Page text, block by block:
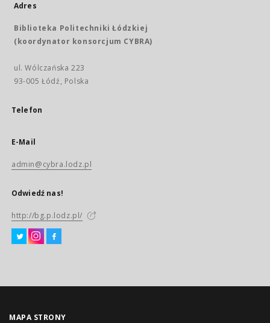
Adres
Biblioteka Politechniki Łódzkiej
(koordynator konsorcjum CYBRA)
ul. Wólczańska 223
93-005 Łódź, Polska
Telefon
E-Mail
admin@cybra.lodz.pl
Odwiedź nas!
http://bg.p.lodz.pl/
MAPA STRONY